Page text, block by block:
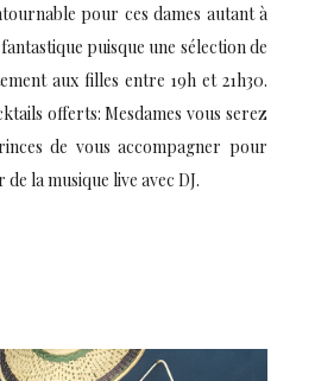
pour ces dames autant à
puisque une sélection de
aux filles entre 19h et 21h30.
offerts: Mesdames vous serez
de vous accompagner pour
la musique live avec DJ.